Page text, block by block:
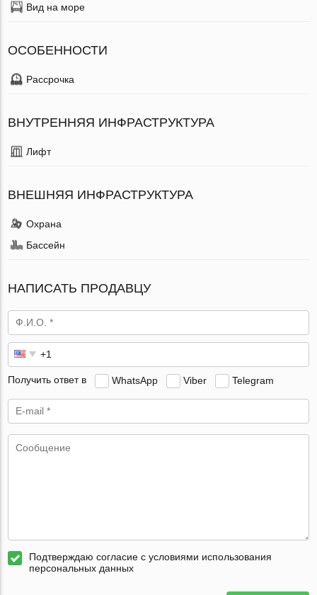
Вид на море
ОСОБЕННОСТИ
Рассрочка
ВНУТРЕННЯЯ ИНФРАСТРУКТУРА
Лифт
ВНЕШНЯЯ ИНФРАСТРУКТУРА
Охрана
Бассейн
НАПИСАТЬ ПРОДАВЦУ
Получить ответ в WhatsApp Viber Telegram
Подтверждаю согласие с условиями использования
персональных данных